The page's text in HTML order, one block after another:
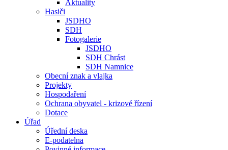
Aktuality
Hasiči
JSDHO
SDH
Fotogalerie
JSDHO
SDH Chrást
SDH Namnice
Obecní znak a vlajka
Projekty
Hospodaření
Ochrana obyvatel - krizové řízení
Dotace
Úřad
Úřední deska
E-podatelna